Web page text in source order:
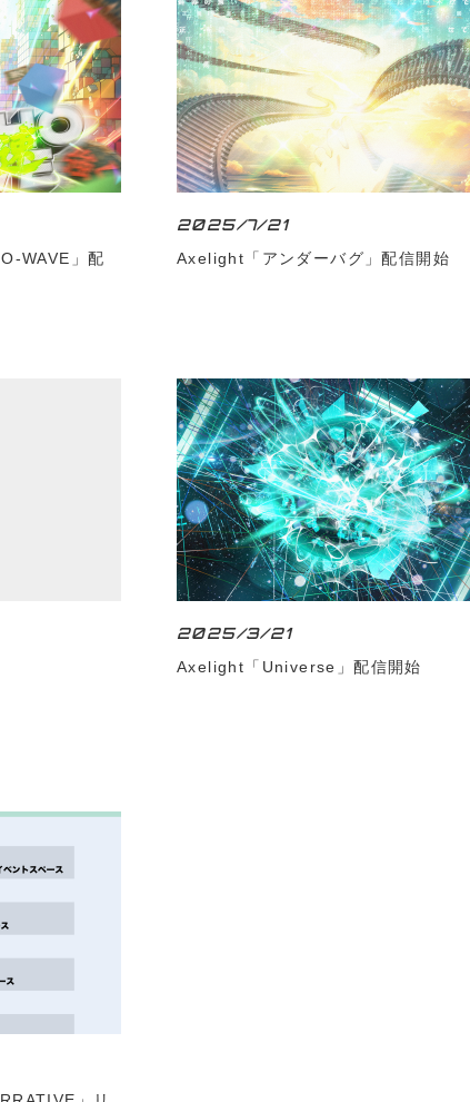
WAVE」配
2025/7/21
Axelight「アンダーバグ」配信開始
2025/3/21
Axelight「Universe」配信開始